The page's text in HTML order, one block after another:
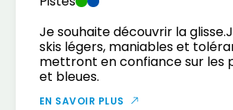
Je souhaite découvrir la
skis légers, maniables et
mettront en confiance sur les
et bleues.
EN SAVOIR PLUS